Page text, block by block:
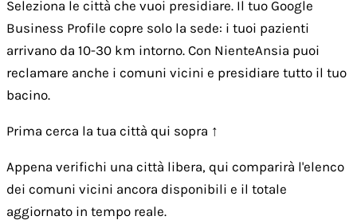
Seleziona le città che vuoi presidiare. Il tuo Google
Business Profile copre solo la sede: i tuoi pazienti
arrivano da 10-30 km intorno. Con NienteAnsia puoi
reclamare anche i comuni vicini e presidiare tutto il tuo
bacino.
Prima cerca la tua città qui sopra ↑
Appena verifichi una città libera, qui comparirà l'elenco
dei comuni vicini ancora disponibili e il totale
aggiornato in tempo reale.